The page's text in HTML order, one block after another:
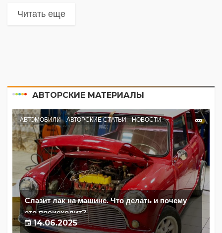
Читать еще
АВТОРСКИЕ МАТЕРИАЛЫ
АВТОМОБИЛИ АВТОРСКИЕ СТАТЬИ НОВОСТИ
Слазит лак на машине. Что делать и почему
это происходит?
14.06.2025